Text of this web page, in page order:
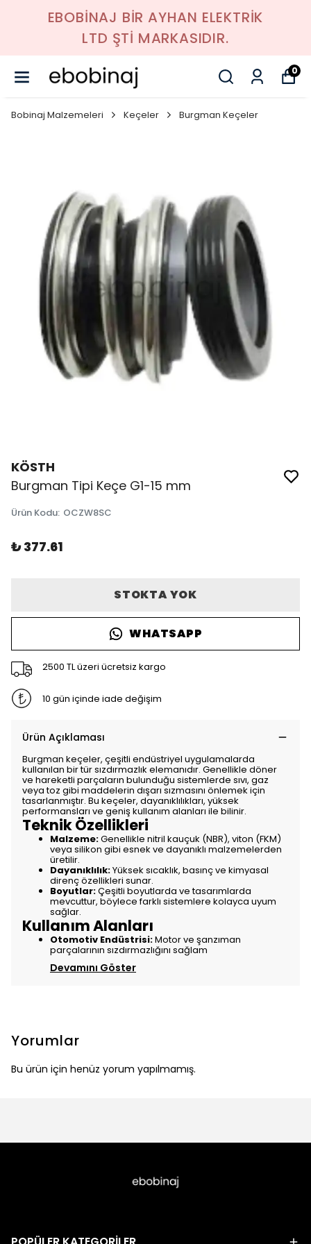
EBOBİNAJ BİR AYHAN ELEKTRİK
LTD ŞTİ MARKASIDIR.
0
Bobinaj Malzemeleri Keçeler Burgman Keçeler
KÖSTH
Burgman Tipi Keçe G1-15 mm
Ürün Kodu: OCZW8SC
₺ 377.61
STOKTA YOK
WHATSAPP
2500 TL üzeri ücretsiz kargo
10 gün içinde iade değişim
Ürün Açıklaması
Burgman keçeler, çeşitli endüstriyel uygulamalarda
kullanılan bir tür sızdırmazlık elemanıdır. Genellikle döner
ve hareketli parçaların bulunduğu sistemlerde sıvı, gaz
veya toz gibi maddelerin dışarı sızmasını önlemek için
tasarlanmıştır. Bu keçeler, dayanıklılıkları, yüksek
performansları ve geniş kullanım alanları ile bilinir.
Teknik Özellikleri
Malzeme:Genellikle nitril kauçuk (NBR), viton (FKM)
veya silikon gibi esnek ve dayanıklı malzemelerden
üretilir.
Dayanıklılık:Yüksek sıcaklık, basınç ve kimyasal
direnç özellikleri sunar.
Boyutlar:Çeşitli boyutlarda ve tasarımlarda
mevcuttur, böylece farklı sistemlere kolayca uyum
sağlar.
Kullanım Alanları
Otomotiv Endüstrisi:Motor ve şanzıman
parçalarının sızdırmazlığını sağlam
Devamını Göster
Yorumlar
Bu ürün için henüz yorum yapılmamış.